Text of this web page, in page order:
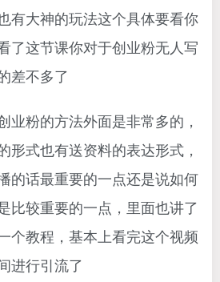
有大神的玩法这个具体要看你
了这节课你对于创业粉无人写
差不多了
业粉的方法外面是非常多的，
形式也有送资料的表达形式，
的话最重要的一点还是说如何
比较重要的一点，里面也讲了
个教程，基本上看完这个视频
进行引流了